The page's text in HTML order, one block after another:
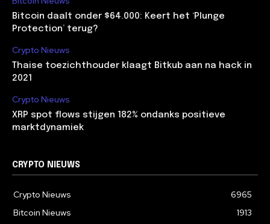
Bitcoin daalt onder $64.000: Keert het ‘Plunge
Protection’ terug?
Crypto Nieuws
Thaise toezichthouder klaagt Bitkub aan na hack in
2021
Crypto Nieuws
XRP spot flows stijgen 182% ondanks positieve
marktdynamiek
CRYPTO NIEUWS
Crypto Nieuws
6965
Bitcoin Nieuws
1913